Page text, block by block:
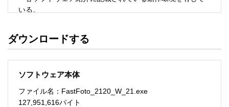
いる。
・ソフトウェアを改変、またはリバースエンジニアリング
ソフトウェアのサポート
・本サーバでは、ユーザーサポートは行いません。搭載ソ
ダウンロードする
ソフトウェア本体
ファイル名：FastFoto_2120_W_21.exe
127,951,616バイト